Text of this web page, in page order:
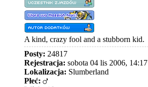
A kind, crazy fool and a stubborn kid.
Posty: 24817
Rejestracja: sobota 04 lis 2006, 14:17
Lokalizacja: Slumberland
Płeć: